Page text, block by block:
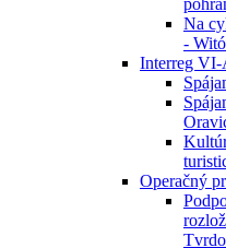
Na
-
Interreg VI-
Operačný